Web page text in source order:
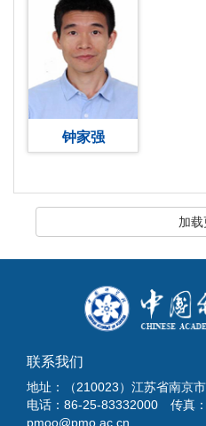
钟家强
加
联系我们
地址：（210023）江苏省南京
电话：86-25-83332000 传真
pmoo@pmo.ac.cn